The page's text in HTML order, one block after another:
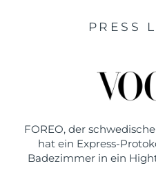
PRESS
FOREO, der
hat ein Express-
Badezimmer in ein